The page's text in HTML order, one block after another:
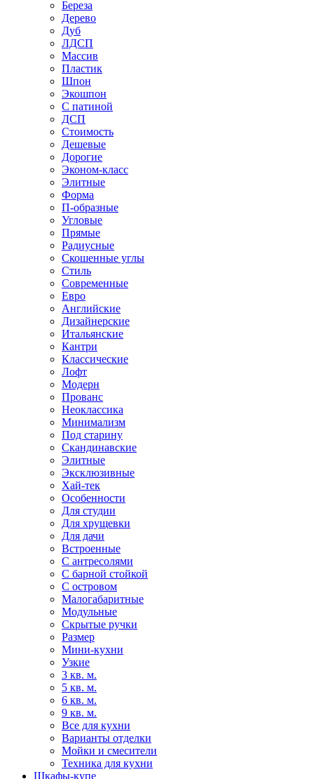
Береза
Дерево
Дуб
ЛДСП
Массив
Пластик
Шпон
Экошпон
С патиной
ДСП
Стоимость
Дешевые
Дорогие
Эконом-класс
Элитные
Форма
П-образные
Угловые
Прямые
Радиусные
Скошенные углы
Стиль
Современные
Евро
Английские
Дизайнерские
Итальянские
Кантри
Классические
Лофт
Модерн
Прованс
Неоклассика
Минимализм
Под старину
Скандинавские
Элитные
Эксклюзивные
Хай-тек
Особенности
Для студии
Для хрущевки
Для дачи
Встроенные
С антресолями
С барной стойкой
С островом
Малогабаритные
Модульные
Скрытые ручки
Размер
Мини-кухни
Узкие
3 кв. м.
5 кв. м.
6 кв. м.
9 кв. м.
Все для кухни
Варианты отделки
Мойки и смесители
Техника для кухни
Шкафы-купе